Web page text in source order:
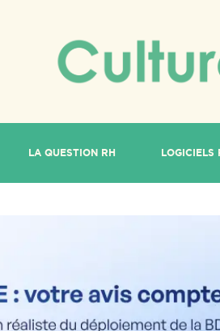
LA QUESTION RH LOGICIELS